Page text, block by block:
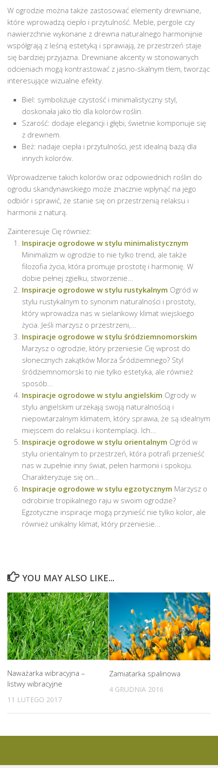
W ogrodzie można także zastosować elementy drewniane,
które wprowadzą ciepło i przytulność. Meble, pergole czy
nawierzchnie wykonane z drewna naturalnego harmonijnie
współgrają z leśną estetyką i sprawiają, że przestrzeń staje
się bardziej przyjazna. Drewniane akcenty w stonowanych
odcieniach mogą kontrastować z jasno-skalnym tłem, tworząc
interesujące wizualne efekty.
Biel: symbolizuje czystość i minimalistyczny styl,
doskonała jako tło dla kolorów roślin.
Szarość: dodaje elegancji i głębi, świetnie komponuje się
z drewnem.
Beż: nadaje ciepła i przytulności, jest idealną bazą dla
innych kolorów.
Wprowadzenie takich kolorów oraz odpowiednich roślin do
ogrodu skandynawskiego może znacznie wpłynąć na jego
odbiór i sprawić, że stanie się on przestrzenią relaksu i
harmonii z naturą.
Zainteresuje Cię również:
Inspiracje ogrodowe w stylu minimalistycznym
Minimalizm w ogrodzie to nie tylko trend, ale także
filozofia życia, która promuje prostotę i harmonię. W
dobie pełnej zgiełku, stworzenie...
Inspiracje ogrodowe w stylu rustykalnym Ogród w
stylu rustykalnym to synonim naturalności i prostoty,
który wprowadza nas w sielankowy klimat wiejskiego
życia. Jeśli marzysz o przestrzeni,...
Inspiracje ogrodowe w stylu śródziemnomorskim
Marzysz o ogrodzie, który przeniesie Cię wprost do
słonecznych zakątków Morza Śródziemnego? Styl
śródziemnomorski to nie tylko estetyka, ale również
sposób...
Inspiracje ogrodowe w stylu angielskim Ogrody w
stylu angielskim urzekają swoją naturalnością i
niepowtarzalnym klimatem, który sprawia, że są idealnym
miejscem do relaksu i kontemplacji. Ich...
Inspiracje ogrodowe w stylu orientalnym Ogród w
stylu orientalnym to przestrzeń, która potrafi przenieść
nas w zupełnie inny świat, pełen harmonii i spokoju.
Charakteryzuje się on...
Inspiracje ogrodowe w stylu egzotycznym Marzysz o
odrobinie tropikalnego raju w swoim ogrodzie?
Egzotyczne inspiracje mogą przynieść nie tylko kolor, ale
również unikalny klimat, który przeniesie...
YOU MAY ALSO LIKE...
Naważarka wibracyjna –
listwy wibracyjne
11 LUTEGO 2017
Zamiatarka spalinowa
4 GRUDNIA 2016